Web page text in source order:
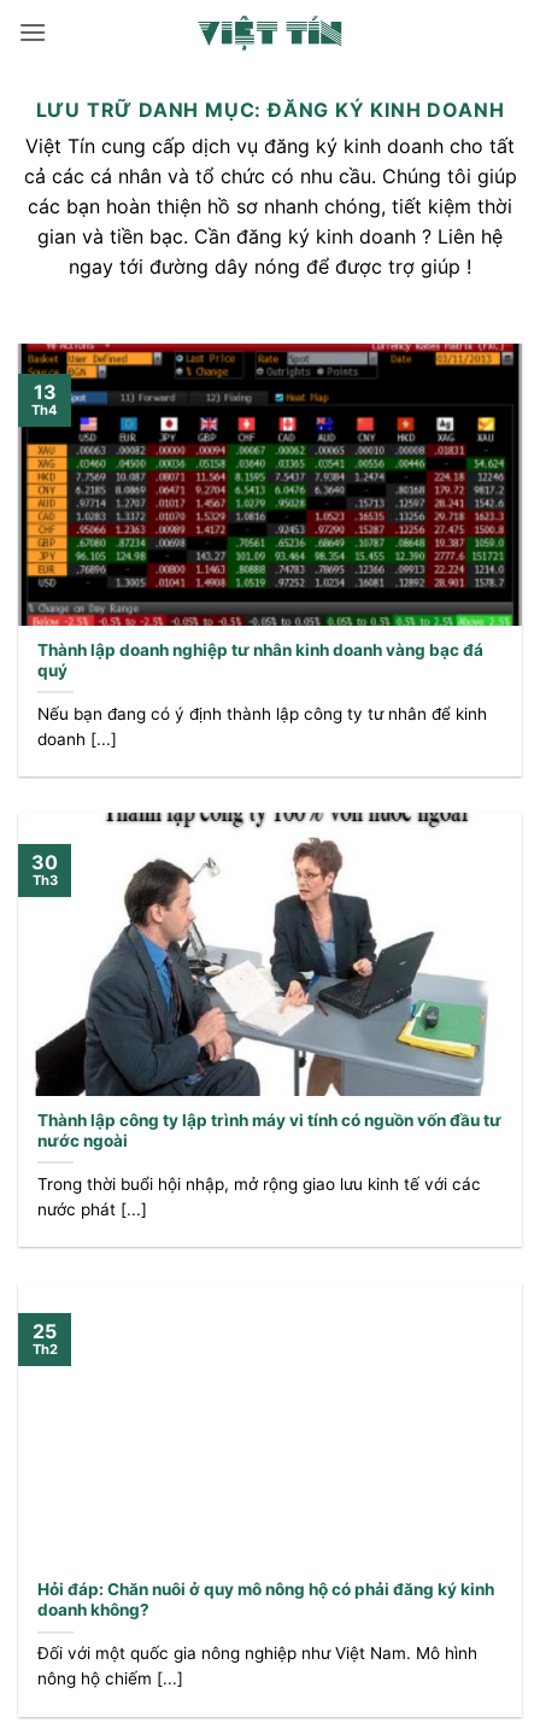
qua
dungLƯU TRỮ DANH MỤC:ĐĂNG KÝ KINH DOANH
Việt Tín cung cấp dịch vụ đăng ký kinh doanh cho tất
cả các cá nhân và tổ chức có nhu cầu. Chúng tôi giúp
các bạn hoàn thiện hồ sơ nhanh chóng, tiết kiệm thời
gian và tiền bạc. Cần đăng ký kinh doanh ? Liên hệ
ngay tới đường dây nóng để được trợ giúp !
Thành lập doanh nghiệp tư nhân kinh doanh vàng bạc đá
quý
Nếu bạn đang có ý định thành lập công ty tư nhân để kinh
doanh [...]
13
Th4
Thành lập công ty lập trình máy vi tính có nguồn vốn đầu tư
nước ngoài
Trong thời buổi hội nhập, mở rộng giao lưu kinh tế với các
nước phát [...]
30
Th3
Hỏi đáp: Chăn nuôi ở quy mô nông hộ có phải đăng ký kinh
doanh không?
Đối với một quốc gia nông nghiệp như Việt Nam. Mô hình
nông hộ chiếm [...]
25
Th2